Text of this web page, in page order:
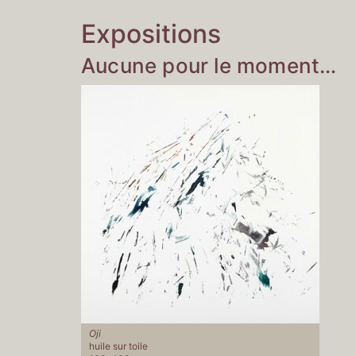
Expositions
Aucune pour le moment…
Oji
huile sur toile